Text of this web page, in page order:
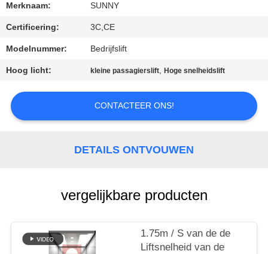
VERZOEK
OM EEN
CITAAT
SITEMAP
Merknaam: SUNNY
Certificering: 3C,CE
Modelnummer: Bedrijfslift
Hoog licht: kleine passagierslift,Hoge snelheidslift
CONTACTEER ONS!
DETAILS ONTVOUWEN
vergelijkbare producten
1.75m / S van de de
Liftsnelheid van de